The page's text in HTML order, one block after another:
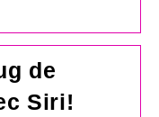
de
Siri!